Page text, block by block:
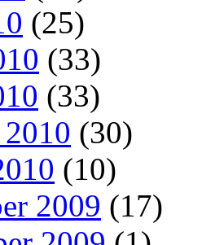
(25)
(33)
(33)
(30)
(10)
2009 (17)